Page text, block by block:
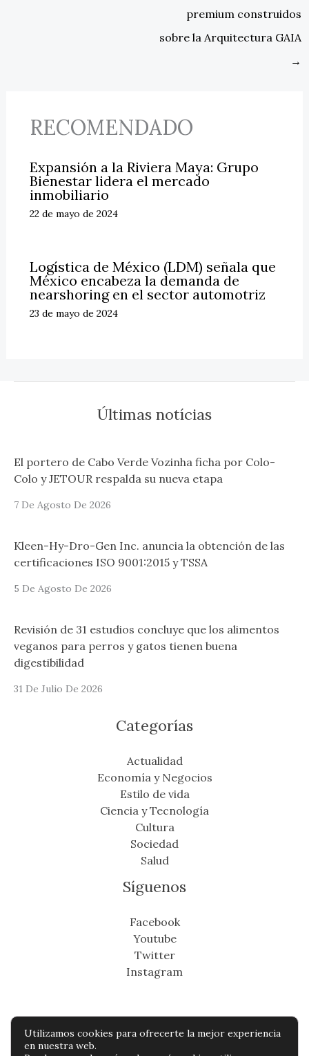
premium construidos
sobre la Arquitectura GAIA
→
RECOMENDADO
Expansión a la Riviera Maya: Grupo
Bienestar lidera el mercado
inmobiliario
22 de mayo de 2024
Logística de México (LDM) señala que
México encabeza la demanda de
nearshoring en el sector automotriz
23 de mayo de 2024
Últimas notícias
El portero de Cabo Verde Vozinha ficha por Colo-
Colo y JETOUR respalda su nueva etapa
7 De Agosto De 2026
Kleen-Hy-Dro-Gen Inc. anuncia la obtención de las
certificaciones ISO 9001:2015 y TSSA
5 De Agosto De 2026
Revisión de 31 estudios concluye que los alimentos
veganos para perros y gatos tienen buena
digestibilidad
31 De Julio De 2026
Categorías
Actualidad
Economía y Negocios
Estilo de vida
Ciencia y Tecnología
Cultura
Sociedad
Salud
Síguenos
Facebook
Youtube
Twitter
Instagram
Copyright © Todos os direitos reservados -
Utilizamos cookies para ofrecerte la mejor experiencia
en nuestra web.